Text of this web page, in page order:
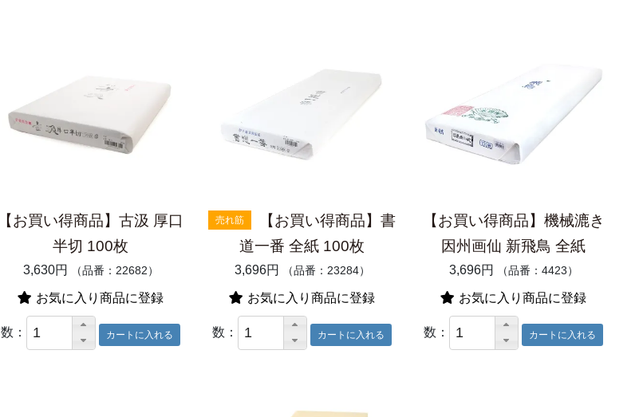
【お買い得商品】古汲 厚口
半切 100枚
3,630円 （品番：22682）
お気に入り商品に登録
数：
売れ筋
【お買い得商品】書
道一番 全紙 100枚
3,696円 （品番：23284）
お気に入り商品に登録
数：
【お買い得商品】機械漉き
因州画仙 新飛鳥 全紙
3,696円 （品番：4423）
お気に入り商品に登録
数：